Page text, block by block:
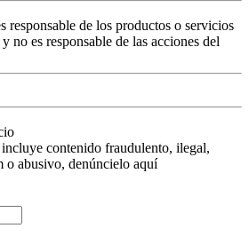
responsable de los productos o servicios
no es responsable de las acciones del
incluye contenido fraudulento, ilegal,
o abusivo, denúncielo aquí